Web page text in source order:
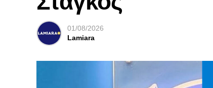
01/08/2026
Lamiara